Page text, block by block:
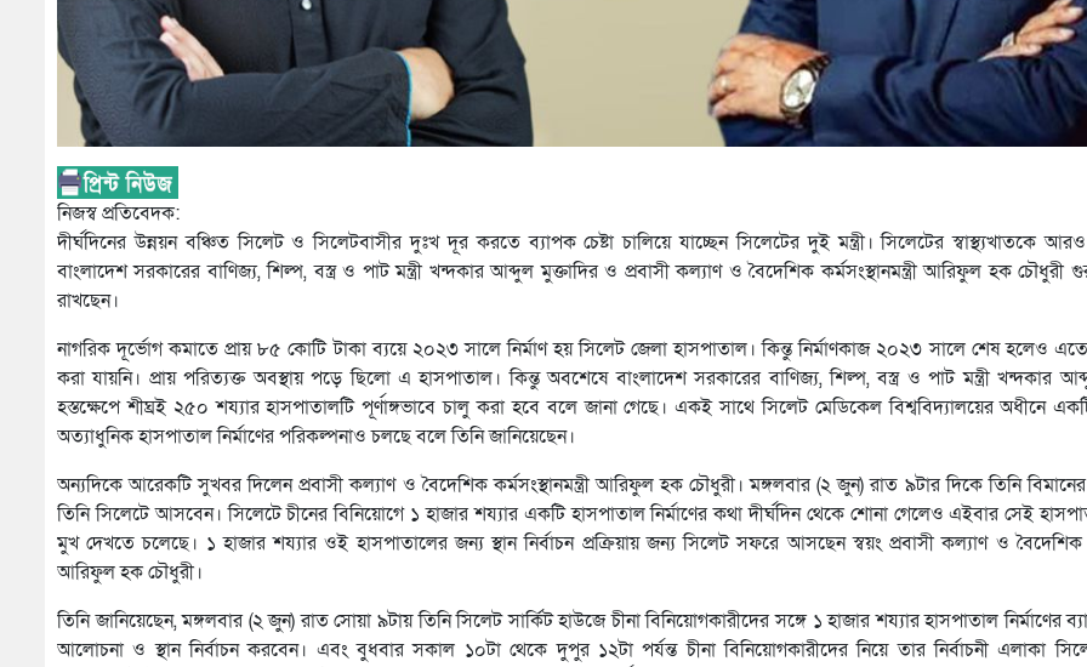
নিজস্ব প্রতিবেদক:
দীর্ঘদিনের উন্নয়ন বঞ্চিত সিলেট ও সিলেটবাসীর দুঃখ দূর করতে ব্যাপক চেষ্টা চালিয়ে যাচ্ছেন সিলেটের দুই মন্ত্রী। সিলেটের স্বাস্থ্যখাতকে
বাংলাদেশ সরকারের বাণিজ্য, শিল্প, বস্ত্র ও পাট মন্ত্রী খন্দকার আব্দুল মুক্তাদির ও প্রবাসী কল্যাণ ও বৈদেশিক কর্মসংস্থানমন্ত্রী আরিফুল হক চৌধুরী
রাখছেন।
নাগরিক দূর্ভোগ কমাতে প্রায় ৮৫ কোটি টাকা ব্যয়ে ২০২৩ সালে নির্মাণ হয় সিলেট জেলা হাসপাতাল। কিন্তু নির্মাণকাজ ২০২৩ সালে শেষ হলেও
করা যায়নি। প্রায় পরিত্যক্ত অবস্থায় পড়ে ছিলো এ হাসপাতাল। কিন্তু অবশেষে বাংলাদেশ সরকারের বাণিজ্য, শিল্প, বস্ত্র ও পাট মন্ত্রী খন্দকার
হস্তক্ষেপে শীঘ্রই ২৫০ শয্যার হাসপাতালটি পূর্ণাঙ্গভাবে চালু করা হবে বলে জানা গেছে। একই সাথে সিলেট মেডিকেল বিশ্ববিদ্যালয়ের অধীনে
অত্যাধুনিক হাসপাতাল নির্মাণের পরিকল্পনাও চলছে বলে তিনি জানিয়েছেন।
অন্যদিকে আরেকটি সুখবর দিলেন প্রবাসী কল্যাণ ও বৈদেশিক কর্মসংস্থানমন্ত্রী আরিফুল হক চৌধুরী। মঙ্গলবার (২ জুন) রাত ৯টার দিকে তিনি
তিনি সিলেটে আসবেন। সিলেটে চীনের বিনিয়োগে ১ হাজার শয্যার একটি হাসপাতাল নির্মাণের কথা দীর্ঘদিন থেকে শোনা গেলেও এইবার সেই
মুখ দেখতে চলেছে। ১ হাজার শয্যার ওই হাসপাতালের জন্য স্থান নির্বাচন প্রক্রিয়ায় জন্য সিলেট সফরে আসছেন স্বয়ং প্রবাসী কল্যাণ ও বৈদেশিক
আরিফুল হক চৌধুরী।
তিনি জানিয়েছেন, মঙ্গলবার (২ জুন) রাত সোয়া ৯টায় তিনি সিলেট সার্কিট হাউজে চীনা বিনিয়োগকারীদের সঙ্গে ১ হাজার শয্যার হাসপাতাল নির্মাণের
আলোচনা ও স্থান নির্বাচন করবেন। এবং বুধবার সকাল ১০টা থেকে দুপুর ১২টা পর্যন্ত চীনা বিনিয়োগকারীদের নিয়ে তার নির্বাচনী এলাকা